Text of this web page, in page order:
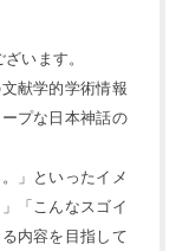
います。
献学的学術情報
プな日本神話の
」といったイメ
「こんなスゴイ
内容を目指して